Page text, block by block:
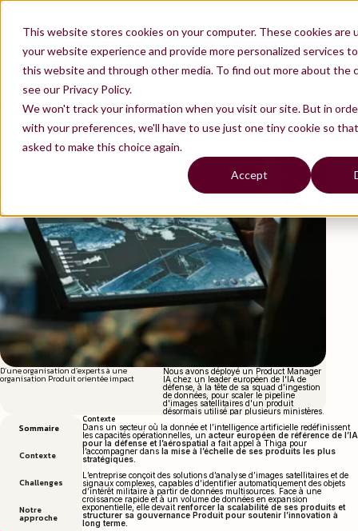
This website stores cookies on your computer. These cookies are
your website experience and provide more personalized services
this website and through other media. To find out more about the
see our Privacy Policy.
We won't track your information when you visit our site. But in
with your preferences, we'll have to use just one tiny cookie so
asked to make this choice again.
Accept
De l’Algorithme à l’Impact Géopolitique : accompagner la transformation Produit
d’un leader européen de l’IA Défense
INTELLIGENCE ARTIFICIELLE & DATA
INDUSTRY & AUTOMOTIVE & DEFENSE
D’une organisation d’experts à une
organisation Produit orientée impact
Nous avons déployé un Product Manager
IA chez un leader européen de l'IA de
défense, à la tête de sa squad d'ingestion
de données, pour scaler le pipeline
d'images satellitaires d'un produit
désormais utilisé par plusieurs ministères.
Sommaire
Contexte
Challenges
Notre
approche
Contexte
Dans un secteur où la donnée et l’intelligence artificielle redéfinissent
les capacités opérationnelles, un acteur européen de référence de l’IA
pour la défense et l’aérospatial a fait appel à Thiga pour
l’accompagner dans la mise à l’échelle de ses produits les plus
stratégiques.
L’entreprise conçoit des solutions d’analyse d’images satellitaires et de
signaux complexes, capables d’identifier automatiquement des objets
d’intérêt militaire à partir de données multisources. Face à une
croissance rapide et à un volume de données en expansion
exponentielle, elle devait renforcer la scalabilité de ses produits et
structurer sa gouvernance Produit pour soutenir l’innovation à
long terme.